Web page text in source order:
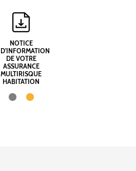
NOTICE
D'INFORMATION
DE VOTRE
ASSURANCE
MULTIRISQUE
HABITATION